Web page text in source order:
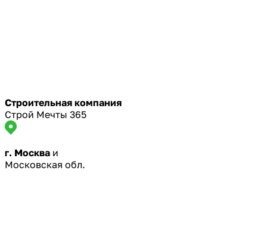
Строительная компания
Строй Мечты 365
г. Москва и
Московская обл.